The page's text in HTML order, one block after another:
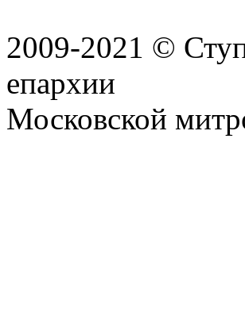
2009-2021 ©
епархии
Московской